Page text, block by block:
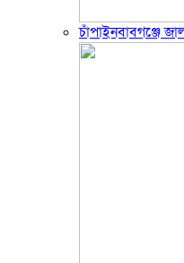
চাঁপাইনবাবগঞ্জে